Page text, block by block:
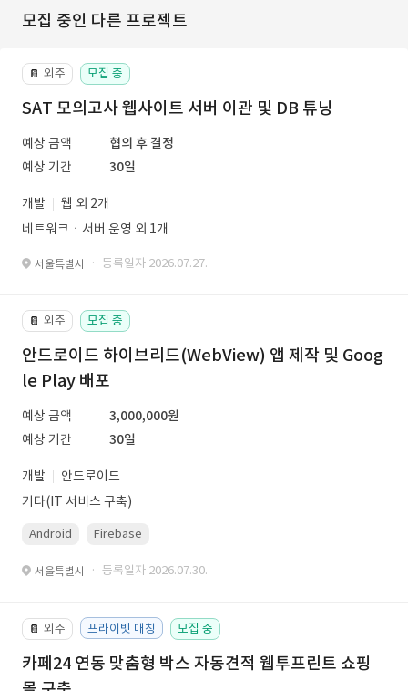
모집 중인 다른 프로젝트
📔 외주 모집 중
SAT 모의고사 웹사이트 서버 이관 및 DB 튜닝
예상 금액
협의 후 결정
예상 기간
30일
개발
웹 외 2개
네트워크ㆍ서버 운영 외 1개
서울특별시 · 등록일자 2026.07.27.
📔 외주 모집 중
안드로이드 하이브리드(WebView) 앱 제작 및 Goog
le Play 배포
예상 금액
3,000,000원
예상 기간
30일
개발
안드로이드
기타(IT 서비스 구축)
Android Firebase
서울특별시 · 등록일자 2026.07.30.
📔 외주 프라이빗 매칭 모집 중
카페24 연동 맞춤형 박스 자동견적 웹투프린트 쇼핑